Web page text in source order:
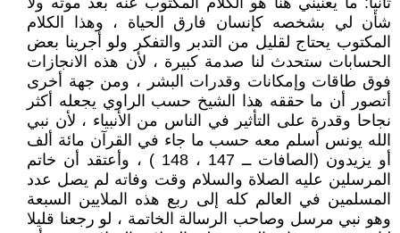
شأن لي بشخصه كإنسان فارق الحياة ، وهذا الكلام
المكتوب يحتاج لقليل من التدبر والتفكر ولو أجرينا بعض
الحسابات ستحدث لنا صدمة كبيرة ، لأن هذه الانجازات
فوق طاقات وإمكانات وقدرات البشر ، ومن جهة أخرى
أتصور أن ما حققه هذا الشيخ حسب الراوي يجعله أكثر
نجاحا وقدرة على التأثير في الناس من الأنبياء ، لأن نبي
الله يونس أسلم معه حسب ما جاء في القرآن مائة ألف
أو يزيدون (الصافات ــ 147 ، 148 ) ، وأعتقد أن خاتم
المرسلين عليه الصلاة والسلام وقت وفاته لم يصل عدد
المسلمين في العالم كله إلى ربع هذه الملايين السبعة
وهو نبي مرسل وصاحب الرسالة الخاتمة ، لو رجعنا قليلا